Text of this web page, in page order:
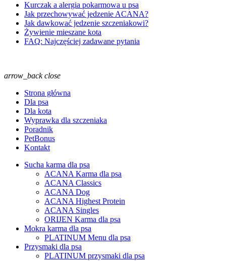
Kurczak a alergia pokarmowa u psa
Jak przechowywać jedzenie ACANA?
Jak dawkować jedzenie szczeniakowi?
Żywienie mieszane kota
FAQ: Najczęściej zadawane pytania
arrow_back close
Strona główna
Dla psa
Dla kota
Wyprawka dla szczeniaka
Poradnik
PetBonus
Kontakt
Sucha karma dla psa
ACANA Karma dla psa
ACANA Classics
ACANA Dog
ACANA Highest Protein
ACANA Singles
ORIJEN Karma dla psa
Mokra karma dla psa
PLATINUM Menu dla psa
Przysmaki dla psa
PLATINUM przysmaki dla psa